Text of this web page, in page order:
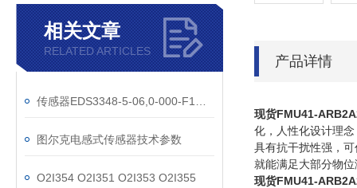
相关文章
RELATED ARTICLES
图尔克电感式传感器技术参数
O2I354 O2I351 O2I353 O2I355
产品详情
现货FMU41-
化，人性化设计理
具有抗干扰性强，
就能满足大部分物
现货FMU41-